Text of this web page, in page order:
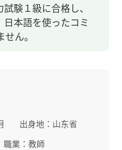
験１級に合格し、
本語を使ったコミ
ん。
出身地： 山东省
職業：教師